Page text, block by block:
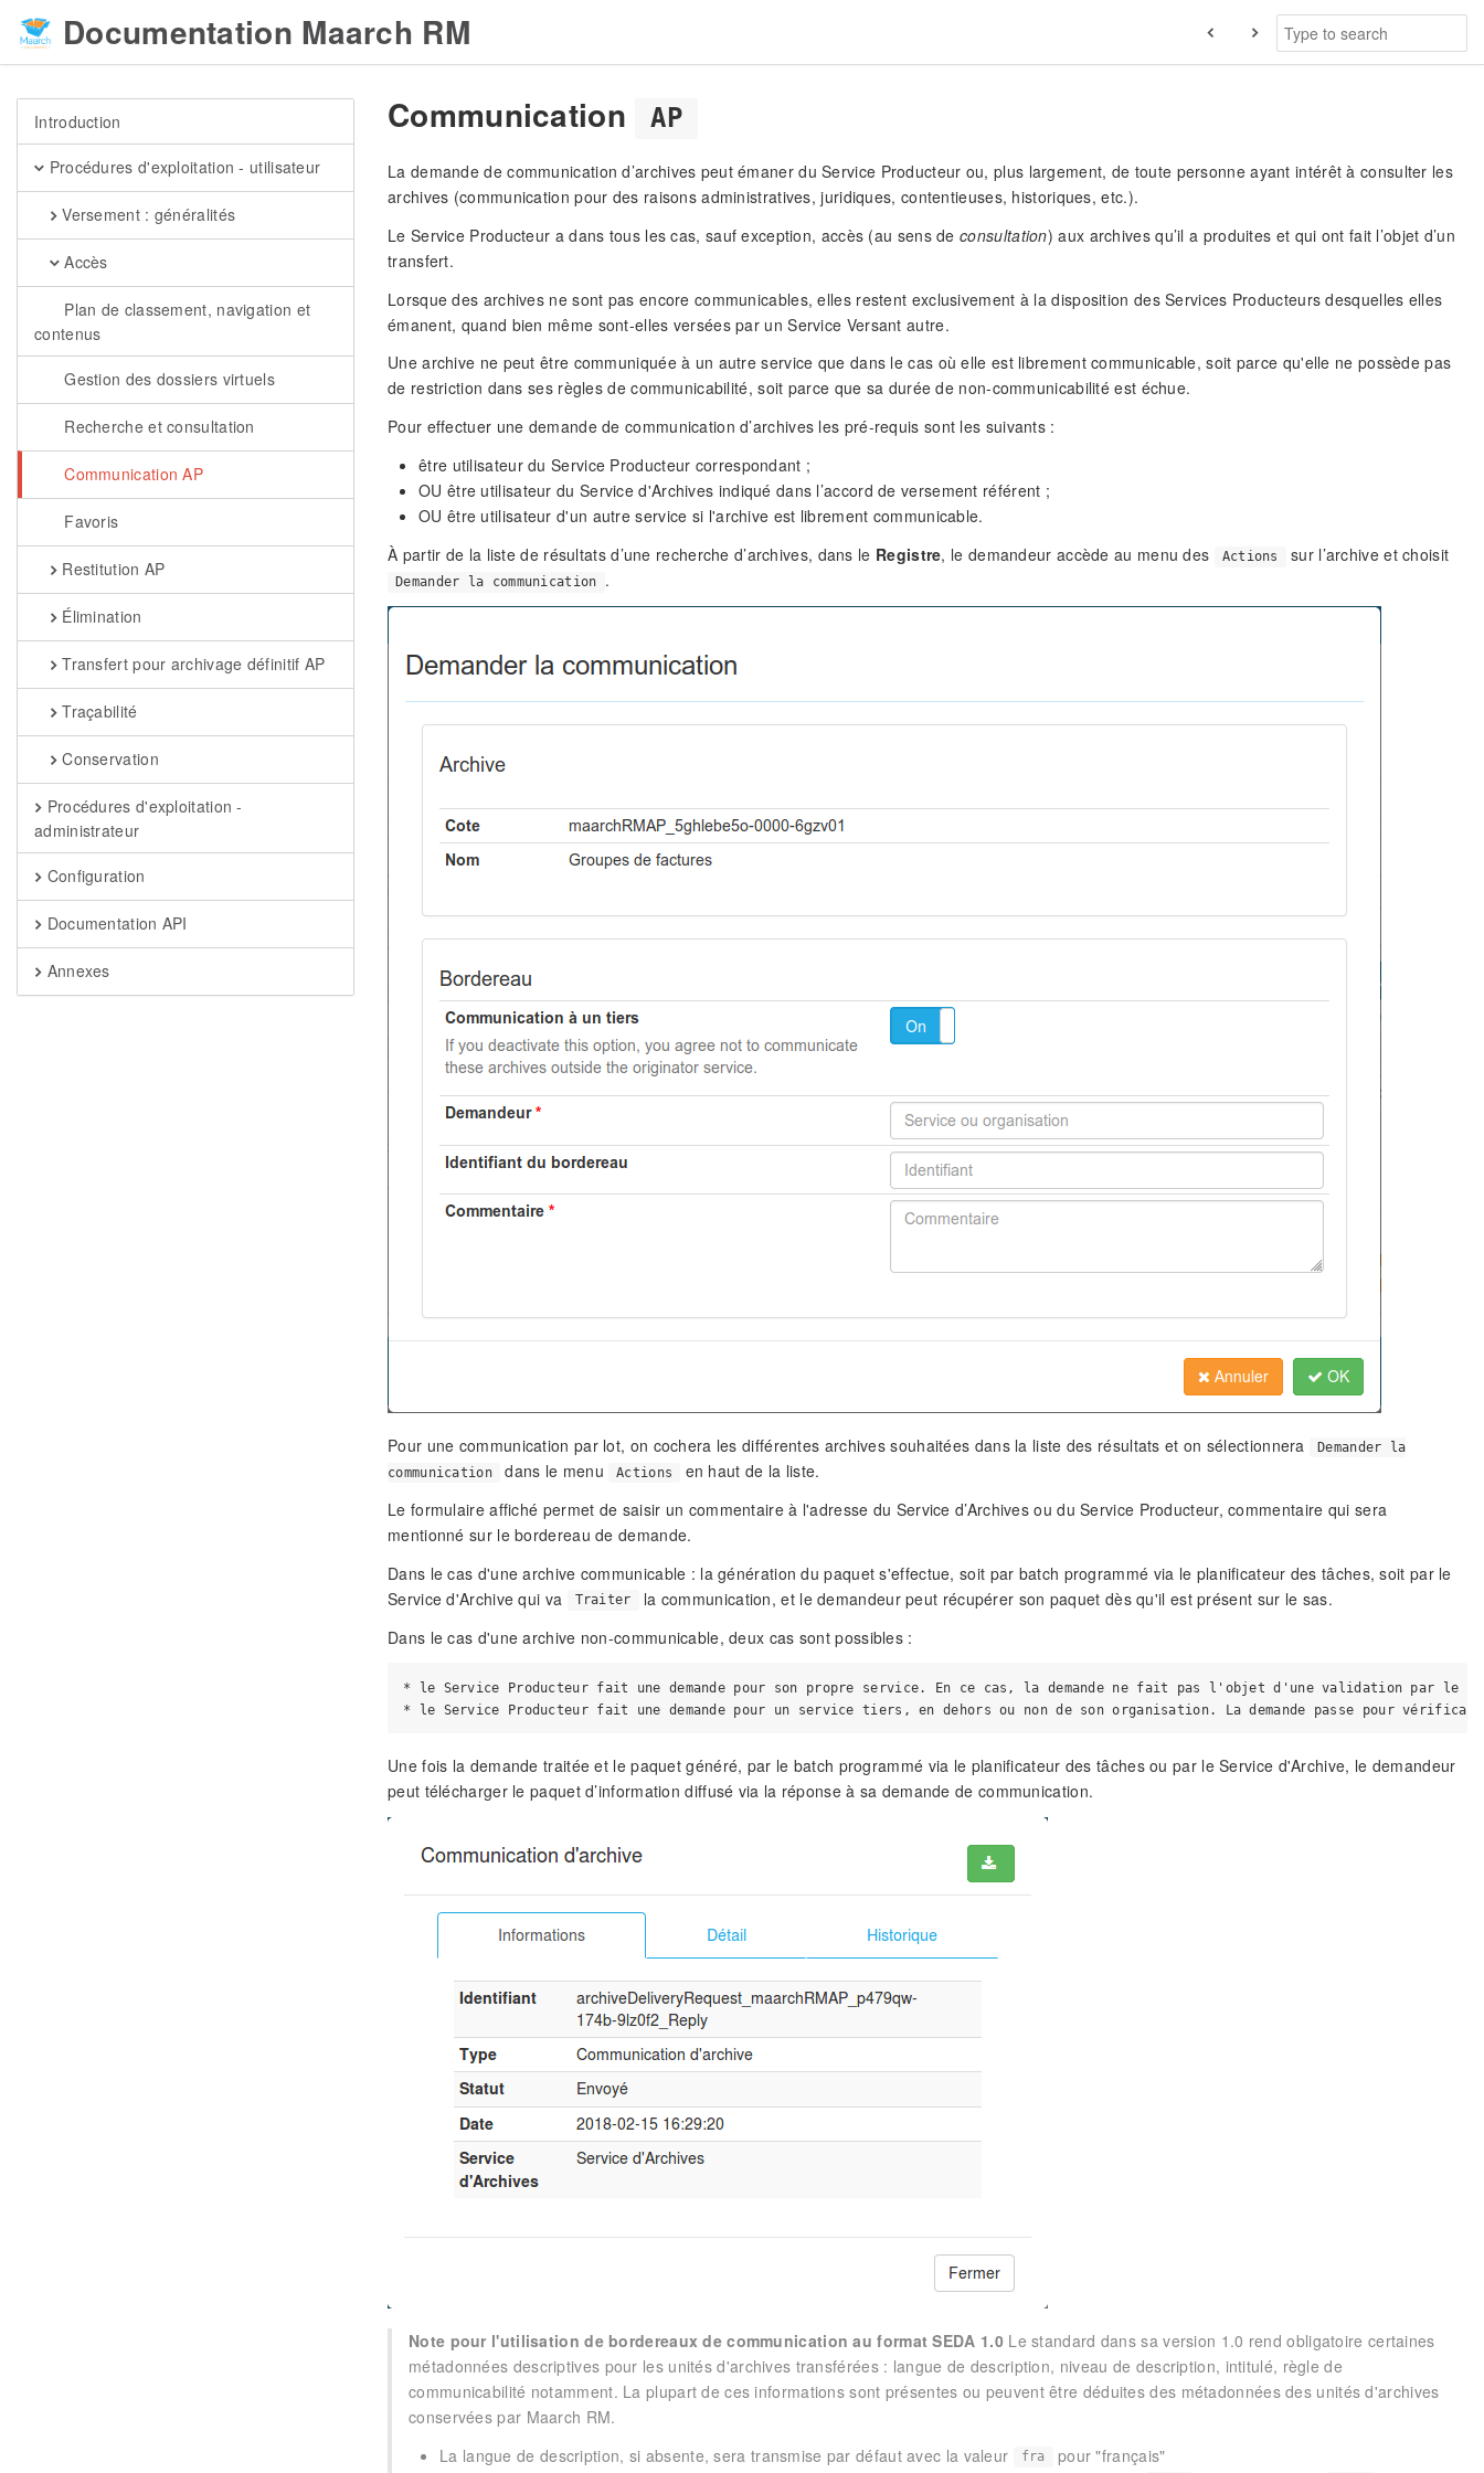
Documentation Maarch RM
Introduction
Procédures d'exploitation - utilisateur
Versement : généralités
Accès
Plan de classement, navigation et
contenus
Gestion des dossiers virtuels
Recherche et consultation
Communication AP
Favoris
Restitution AP
Élimination
Transfert pour archivage définitif AP
Traçabilité
Conservation
Procédures d'exploitation -
administrateur
Configuration
Documentation API
Annexes
Communication AP
La demande de communication d’archives peut émaner du Service Producteur ou, plus largement, de toute personne ayant intérêt à consulter les
archives (communication pour des raisons administratives, juridiques, contentieuses, historiques, etc.).
Le Service Producteur a dans tous les cas, sauf exception, accès (au sens deconsultation) aux archives qu’il a produites et qui ont fait l’objet d’un
transfert.
Lorsque des archives ne sont pas encore communicables, elles restent exclusivement à la disposition des Services Producteurs desquelles elles
émanent, quand bien même sont-elles versées par un Service Versant autre.
Une archive ne peut être communiquée à un autre service que dans le cas où elle est librement communicable, soit parce qu'elle ne possède pas
de restriction dans ses règles de communicabilité, soit parce que sa durée de non-communicabilité est échue.
Pour effectuer une demande de communication d’archives les pré-requis sont les suivants :
être utilisateur du Service Producteur correspondant ;
OU être utilisateur du Service d'Archives indiqué dans l’accord de versement référent ;
OU être utilisateur d'un autre service si l'archive est librement communicable.
À partir de la liste de résultats d’une recherche d’archives, dans le Registre, le demandeur accède au menu des Actions sur l’archive et choisit
Demander la communication .
Pour une communication par lot, on cochera les différentes archives souhaitées dans la liste des résultats et on sélectionnera
Demander la
communication
dans le menu Actions
en haut de la liste.
Le formulaire affiché permet de saisir un commentaire à l'adresse du Service d’Archives ou du Service Producteur, commentaire qui sera
mentionné sur le bordereau de demande.
Dans le cas d'une archive communicable : la génération du paquet s'effectue, soit par batch programmé via le planificateur des tâches, soit par le
Service d'Archive qui va
Traiter
la communication, et le demandeur peut récupérer son paquet dès qu'il est présent sur le sas.
Dans le cas d'une archive non-communicable, deux cas sont possibles :
* le Service Producteur fait une demande pour son propre service. En ce cas, la demande ne fait pas l'objet d'une validation par le
Une fois la demande traitée et le paquet généré, par le batch programmé via le planificateur des tâches ou par le Service d'Archive, le demandeur
peut télécharger le paquet d’information diffusé via la réponse à sa demande de communication.
Note pour l'utilisation de bordereaux de communication au format SEDA 1.0Le standard dans sa version 1.0 rend obligatoire certaines
métadonnées descriptives pour les unités d'archives transférées : langue de description, niveau de description, intitulé, règle de
communicabilité notamment. La plupart de ces informations sont présentes ou peuvent être déduites des métadonnées des unités d'archives
conservées par Maarch RM.
La langue de description, si absente, sera transmise par défaut avec la valeur
fra
pour "français"